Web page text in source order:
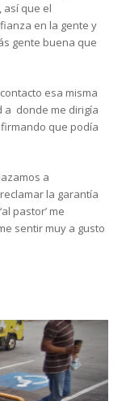
así que el
en la gente y
gente buena que
esa misma
a donde me dirigía
que podía
a
la garantía
pastor’ me
sentir muy a gusto